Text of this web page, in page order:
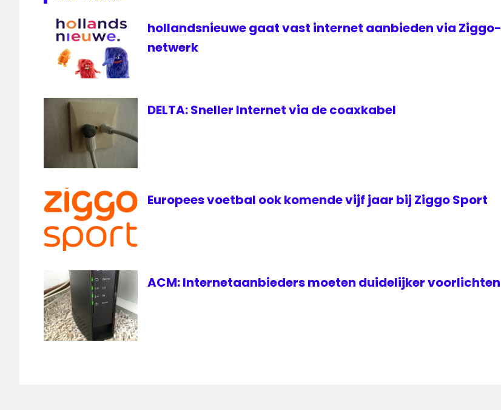
live
oranje
Oranje
live
televisie
voetbal
hollandsnieuwe gaat vast internet aanbieden via Ziggo-
netwerk
DELTA: Sneller Internet via de coaxkabel
Europees voetbal ook komende vijf jaar bij Ziggo Sport
ACM: Internetaanbieders moeten duidelijker voorlichten